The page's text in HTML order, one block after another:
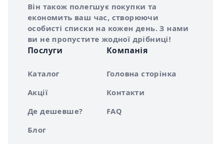
Він також полегшує покупки та
економить ваш час, створюючи
особисті списки на кожен день. З нами
ви не пропустите жодної дрібниці!
Послуги
Каталог
Акції
Де дешевше?
Блог
Компанія
Головна сторінка
Контакти
FAQ